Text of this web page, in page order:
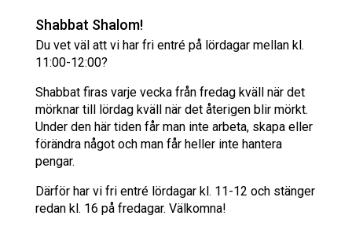
Shabbat Shalom!
Du vet väl att vi har fri entré på lördagar mellan kl.
11:00-12:00?
Shabbat firas varje vecka från fredag kväll när det
mörknar till lördag kväll när det återigen blir mörkt.
Under den här tiden får man inte arbeta, skapa eller
förändra något och man får heller inte hantera
pengar.
Därför har vi fri entré lördagar kl. 11-12 och stänger
redan kl. 16 på fredagar. Välkomna!